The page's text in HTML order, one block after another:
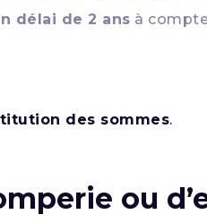
délai de 2 ans à
des sommes.
ou